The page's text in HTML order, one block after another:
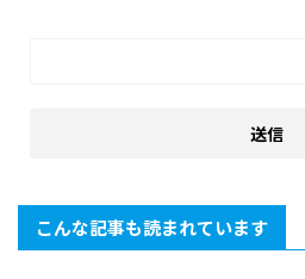
こんな記事も読まれています